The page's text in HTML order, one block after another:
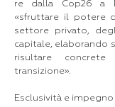
re dalla Cop26 a
«sfruttare il potere
settore privato,
capitale, elaborando
risultare
transizione».
Esclusività e impegno